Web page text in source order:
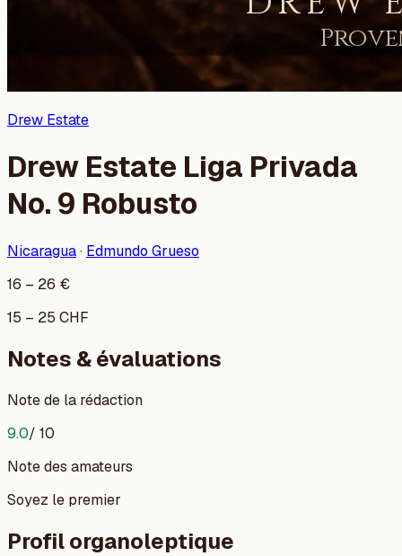
Drew Estate
Drew Estate Liga Privada
No. 9 Robusto
Nicaragua· Edmundo Grueso
16 – 26 €
15 – 25 CHF
Notes & évaluations
Note de la rédaction
9.0/ 10
Note des amateurs
Soyez le premier
Profil organoleptique